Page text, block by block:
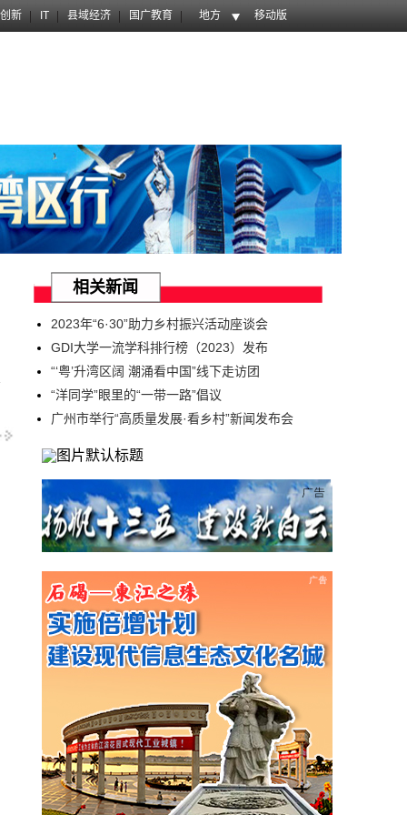
创新 IT 县域经济 国广教育 地方 移动版
相关新闻
2023年“6·30”助力乡村振兴活动座谈会
GDI大学一流学科排行榜（2023）发布
“‘粤’升湾区阔 潮涌看中国”线下走访团
“洋同学”眼里的“一带一路”倡议
广州市举行“高质量发展·看乡村”新闻发布会